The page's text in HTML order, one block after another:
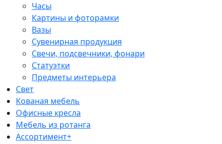
Часы
Картины и фоторамки
Вазы
Сувенирная продукция
Свечи, подсвечники, фонари
Статуэтки
Предметы интерьера
Свет
Кованая мебель
Офисные кресла
Мебель из ротанга
Ассортимент+